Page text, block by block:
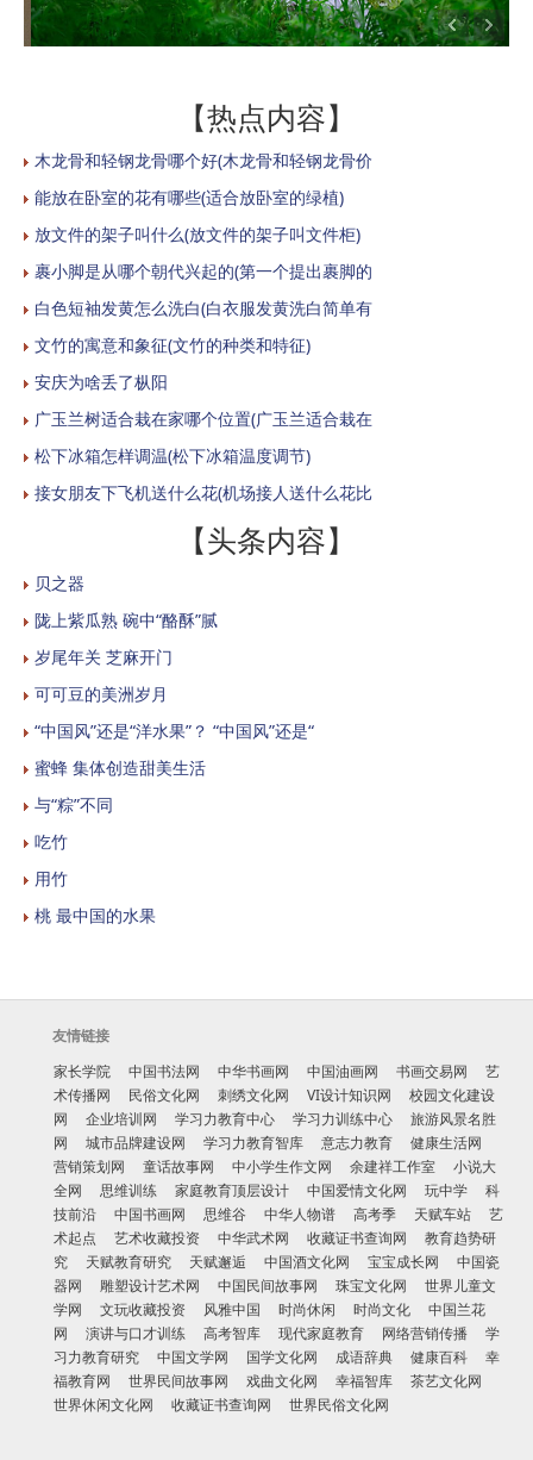
【热点内容】
木龙骨和轻钢龙骨哪个好(木龙骨和轻钢龙骨价
能放在卧室的花有哪些(适合放卧室的绿植)
放文件的架子叫什么(放文件的架子叫文件柜)
裹小脚是从哪个朝代兴起的(第一个提出裹脚的
白色短袖发黄怎么洗白(白衣服发黄洗白简单有
文竹的寓意和象征(文竹的种类和特征)
安庆为啥丢了枞阳
广玉兰树适合栽在家哪个位置(广玉兰适合栽在
松下冰箱怎样调温(松下冰箱温度调节)
接女朋友下飞机送什么花(机场接人送什么花比
【头条内容】
贝之器
陇上紫瓜熟 碗中“酪酥”腻
岁尾年关 芝麻开门
可可豆的美洲岁月
“中国风”还是“洋水果”？ “中国风”还是“
蜜蜂 集体创造甜美生活
与“粽”不同
吃竹
用竹
桃 最中国的水果
友情链接
家长学院
中国书法网 中华书画网 中国油画网 书画交易网
艺
术传播网
民俗文化网 刺绣文化网 VI设计知识网
校园文化建设
网
企业培训网 学习力教育中心 学习力训练中心
旅游风景名胜
网
城市品牌建设网 学习力教育智库 意志力教育
健康生活网
营销策划网
童话故事网 中小学生作文网 余建祥工作室
小说大
全网
思维训练 家庭教育顶层设计 中国爱情文化网 玩中学
科
技前沿
中国书画网 思维谷 中华人物谱 高考季 天赋车站
艺
术起点
艺术收藏投资 中华武术网 收藏证书查询网
教育趋势研
究
天赋教育研究 天赋邂逅 中国酒文化网 宝宝成长网
中国瓷
器网
雕塑设计艺术网 中国民间故事网 珠宝文化网
世界儿童文
学网
文玩收藏投资 风雅中国 时尚休闲 时尚文化
中国兰花
网
演讲与口才训练 高考智库 现代家庭教育 网络营销传播
学
习力教育研究
中国文学网 国学文化网 成语辞典 健康百科
幸
福教育网
世界民间故事网 戏曲文化网 幸福智库
茶艺文化网
世界休闲文化网
收藏证书查询网 世界民俗文化网